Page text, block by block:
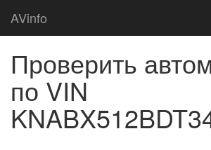
AVinfo
Проверить
по VIN